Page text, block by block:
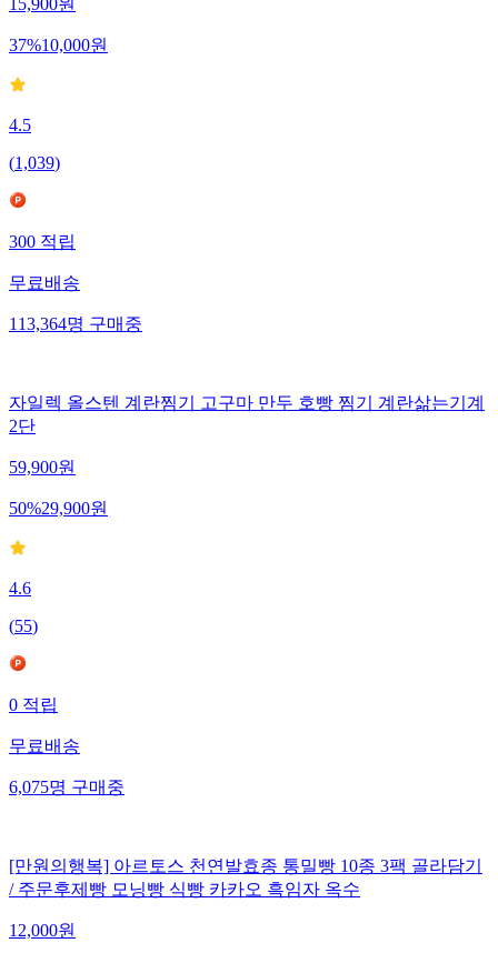
15,900원
37%10,000원
4.5
(1,039)
300 적립
무료배송
113,364명 구매중
자일렉 올스텐 계란찜기 고구마 만두 호빵 찜기 계란삶는기계
2단
59,900원
50%29,900원
4.6
(55)
0 적립
무료배송
6,075명 구매중
[만원의행복] 아르토스 천연발효종 통밀빵 10종 3팩 골라담기
/ 주문후제빵 모닝빵 식빵 카카오 흑임자 옥수
12,000원